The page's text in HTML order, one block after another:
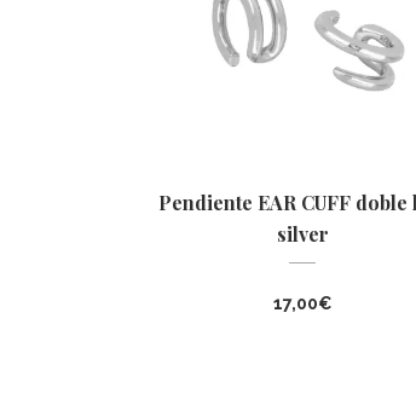
Pendiente EAR CUFF doble
silver
17,00€